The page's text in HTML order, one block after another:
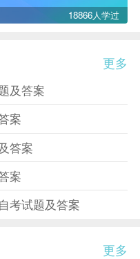
18866人学过
更多
及答案
案
答案
案
考试题及答案
更多